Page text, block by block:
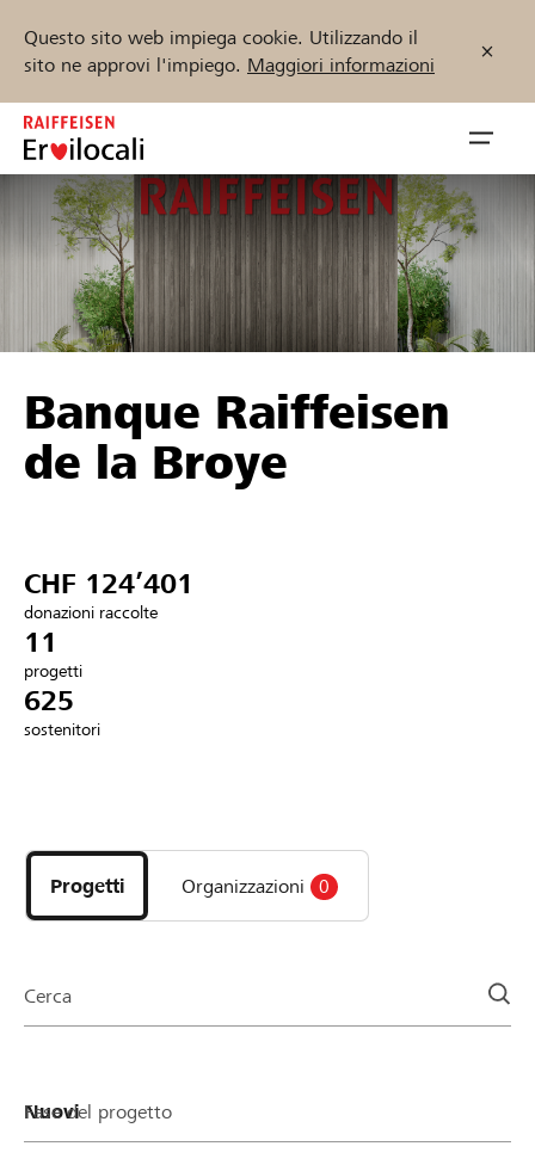
Questo sito web impiega cookie. Utilizzando il
sito ne approvi l'impiego. Maggiori informazioni
Zum
Inhalt
springen
öffnen
Sostenere
Aiuto & supporto
Collegarsi
Trova progetti e organizzazioni
Inizia ora
DE FR IT
Banque Raiffeisen
de la Broye
CHF 124’401
donazioni raccolte
11
progetti
625
sostenitori
i
progetti
e
della
Progetti Organizzazioni 0
Cerca
Fase del progetto